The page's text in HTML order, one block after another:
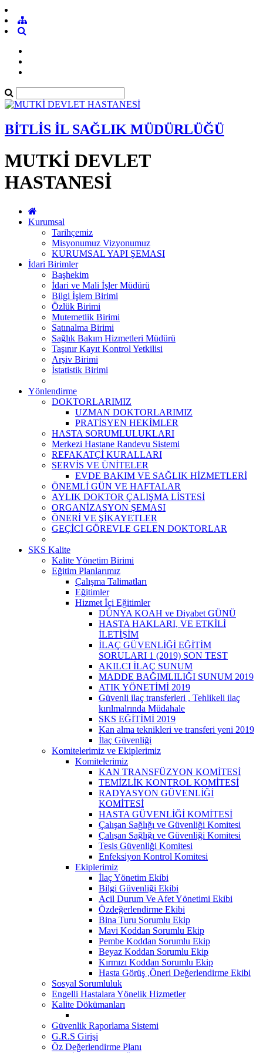
BİTLİS İL SAĞLIK MÜDÜRLÜĞÜ
MUTKİ DEVLET
HASTANESİ
Kurumsal
Tarihçemiz
Misyonumuz Vizyonumuz
KURUMSAL YAPI ŞEMASI
İdari Birimler
Başhekim
İdari ve Mali İşler Müdürü
Bilgi İşlem Birimi
Özlük Birimi
Mutemetlik Birimi
Satınalma Birimi
Sağlık Bakım Hizmetleri Müdürü
Taşınır Kayıt Kontrol Yetkilisi
Arşiv Birimi
İstatistik Birimi
Yönlendirme
DOKTORLARIMIZ
UZMAN DOKTORLARIMIZ
PRATİSYEN HEKİMLER
HASTA SORUMLULUKLARI
Merkezi Hastane Randevu Sistemi
REFAKATÇİ KURALLARI
SERVİS VE ÜNİTELER
EVDE BAKIM VE SAĞLIK HİZMETLERİ
ÖNEMLİ GÜN VE HAFTALAR
AYLIK DOKTOR ÇALIŞMA LİSTESİ
ORGANİZASYON ŞEMASI
ÖNERİ VE ŞİKAYETLER
GEÇİCİ GÖREVLE GELEN DOKTORLAR
SKS Kalite
Kalite Yönetim Birimi
Eğitim Planlarımız
Çalışma Talimatları
Eğitimler
Hizmet İçi Eğitimler
DÜNYA KOAH ve Diyabet GÜNÜ
HASTA HAKLARI, VE ETKİLİ
İLETİŞİM
İLAÇ GÜVENLİĞİ EĞİTİM
SORULARI 1 (2019) SON TEST
AKILCI İLAÇ SUNUM
MADDE BAĞIMLILIĞI SUNUM 2019
ATIK YÖNETİMİ 2019
Güvenli ilaç transferleri , Tehlikeli ilaç
kırılmalrında Müdahale
SKS EĞİTİMİ 2019
Kan alma teknikleri ve transferi yeni 2019
İlaç Güvenliği
Komitelerimiz ve Ekiplerimiz
Komitelerimiz
KAN TRANSFÜZYON KOMİTESİ
TEMİZLİK KONTROL KOMİTESİ
RADYASYON GÜVENLİĞİ
KOMİTESİ
HASTA GÜVENLİĞİ KOMİTESİ
Çalışan Sağlığı ve Güvenliği Komitesi
Çalışan Sağlığı ve Güvenliği Komitesi
Tesis Güvenliği Komitesi
Enfeksiyon Kontrol Komitesi
Ekiplerimiz
İlaç Yönetim Ekibi
Bilgi Güvenliği Ekibi
Acil Durum Ve Afet Yönetimi Ekibi
Özdeğerlendirme Ekibi
Bina Turu Sorumlu Ekip
Mavi Koddan Sorumlu Ekip
Pembe Koddan Sorumlu Ekip
Beyaz Koddan Sorumlu Ekip
Kırmızı Koddan Sorumlu Ekip
Hasta Görüş ,Öneri Değerlendirme Ekibi
Sosyal Sorumluluk
Engelli Hastalara Yönelik Hizmetler
Kalite Dökümanları
Güvenlik Raporlama Sistemi
G.R.S Girişi
Öz Değerlendirme Planı